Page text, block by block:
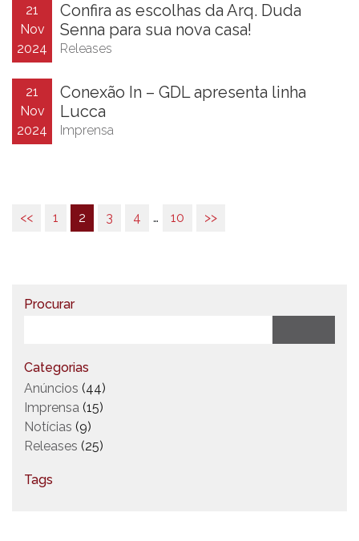
21
Nov
2024
Confira as escolhas da Arq. Duda
Senna para sua nova casa!
Releases
21
Nov
2024
Conexão In – GDL apresenta linha
Lucca
Imprensa
<< 1 2 3 4 … 10 >>
Procurar
Categorias
Anúncios (44)
Imprensa (15)
Notícias (9)
Releases (25)
Tags